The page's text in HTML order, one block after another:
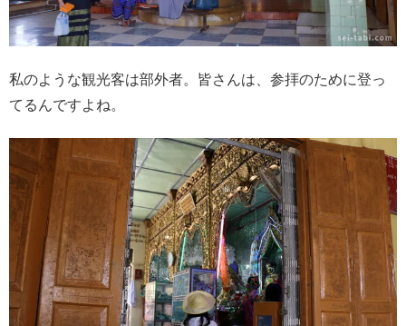
私のような観光客は部外者。皆さんは、参拝のために登っ
てるんですよね。